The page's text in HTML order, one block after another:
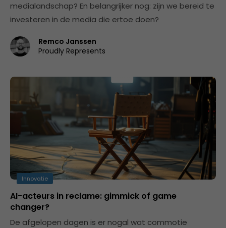
medialandschap? En belangrijker nog: zijn we bereid te
investeren in de media die ertoe doen?
Remco Janssen
Proudly Represents
Innovatie
AI-acteurs in reclame: gimmick of game
changer?
De afgelopen dagen is er nogal wat commotie